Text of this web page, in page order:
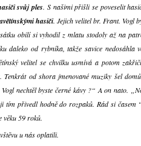
svůj ples. S našimi přišli se poveselit
hasiči. Jejich velitel br. Frant. Vogl
obilí si vyhodil z mlatu stodoly až na
daleko od rybníka, takže savice
velitel se chvilku usmívá a potom
od shora jmenované muziky šel
nechtěl byste černé kávy ?“ A on nato.
tím přivedl hodně do rozpaků. Rád si
věku 59 roků.
u nás oplatili.